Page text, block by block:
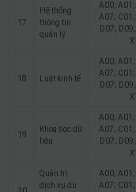
17
Hệ thống
thông tin
quản lý
A00;
A07;
D07;
18 Luật kinh tế
A00;
A07;
D07;
19
Khoa học dữ
liệu
A00;
A07;
D07;
Quản trị
dịch vụ du
A00;
A07;